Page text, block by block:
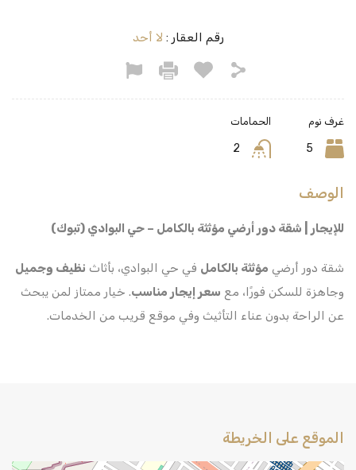
رقم العقار : لا أحد
غرف نوم
5
الحمامات
2
الوصف
للإيجار | شقة دور أرضي مؤثثة بالكامل – حي البوادي (تبوك)
شقة دور أرضي مؤثثة بالكامل في حي البوادي، بأثاث نظيف وجميل
وجاهزة للسكن فورًا، مع سعر إيجار مناسب. خيار ممتاز لمن يبحث
عن الراحة بدون عناء التأثيث وفي موقع قريب من الخدمات.
الموقع على الخريطة